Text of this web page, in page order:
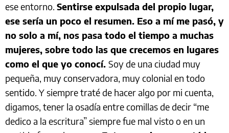
ese entorno. Sentirse expulsada del propio lugar,
ese sería un poco el resumen. Eso a mí me pasó, y
no solo a mí, nos pasa todo el tiempo a muchas
mujeres, sobre todo las que crecemos en lugares
como el que yo conocí. Soy de una ciudad muy
pequeña, muy conservadora, muy colonial en todo
sentido. Y siempre traté de hacer algo por mi cuenta,
digamos, tener la osadía entre comillas de decir “me
dedico a la escritura” siempre fue mal visto o en un